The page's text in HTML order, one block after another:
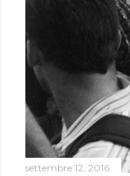
settembre 12, 2016